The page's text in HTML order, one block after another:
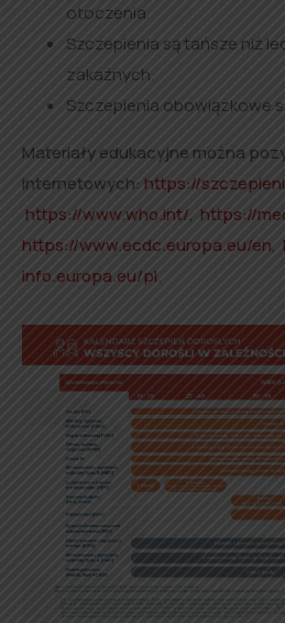
otoczenia.
Szczepienia są tańsze niż
zakaźnych.
Szczepienia obowiązkowe
Materiały edukacyjne można
internetowych: https://
https://www.who.int/, https://
https://www.ecdc.europa.eu/en,
info.europa.eu/pl.